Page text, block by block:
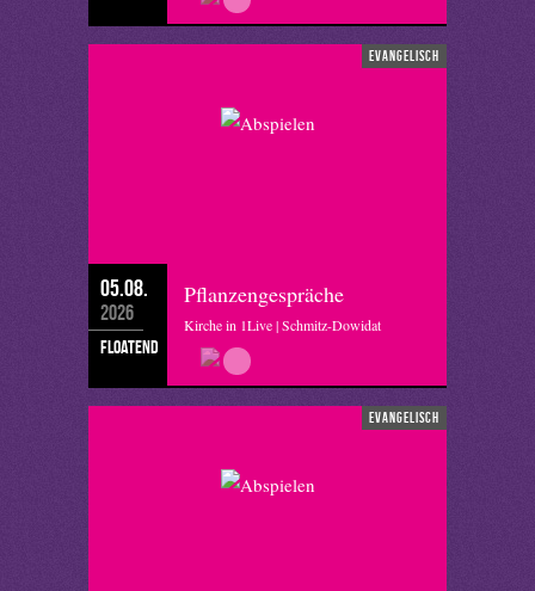
evangelisch
05.08.
2026
floatend
Pflanzengespräche
Kirche in 1Live | Schmitz-Dowidat
evangelisch